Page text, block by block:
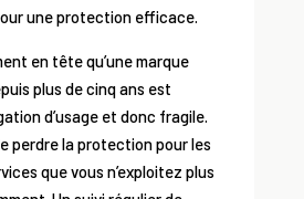
une protection efficace.
en tête qu’une marque
plus de cinq ans est
d’usage et donc fragile.
perdre la protection pour les
que vous n’exploitez plus